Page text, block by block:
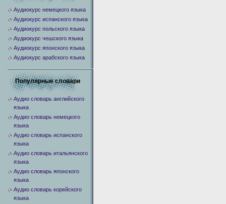
Аудиокурс немецкого языка
Аудиокурс испанского языка
Аудиокурс польского языка
Аудиокурс чешского языка
Аудиокурс японского языка
Аудиокурс арабского языка
Популярные словари
Аудио словарь английского
языка
Аудио словарь немецкого
языка
Аудио словарь испанского
языка
Аудио словарь итальянского
языка
Аудио словарь японского
языка
Аудио словарь корейского
языка